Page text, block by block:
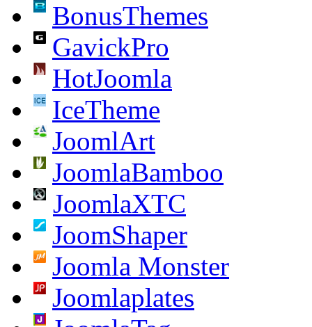
BonusThemes
GavickPro
HotJoomla
IceTheme
JoomlArt
JoomlaBamboo
JoomlaXTC
JoomShaper
Joomla Monster
Joomlaplates